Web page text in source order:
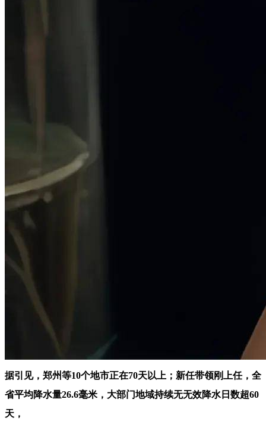
据引见，郑州等10个地市正在70天以上；新任带领刚上任，全
省平均降水量26.6毫米，大部门地域持续无无效降水日数超60
天，